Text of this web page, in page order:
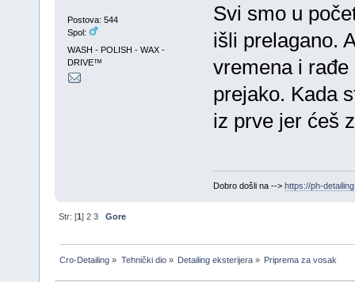
Postova: 544
Spol:
WASH - POLISH - WAX -
DRIVE™
Svi smo u
išli prelagano.
vremena i
prejako. Kada
iz prve jer ćeš
Dobro došli na --> https://ph-
Str: [1]2 3 Gore
Cro-Detailing » Tehnički dio» Detailing eksterijera» Priprema za vosak